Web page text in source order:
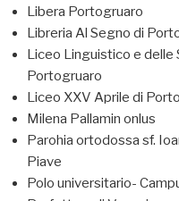
Libera Portogruaro
Libreria Al Segno di
Liceo Linguistico e delle
Portogruaro
Liceo XXV Aprile di
Milena Pallamin onlus
Parohia ortodossa sf.
Piave
Polo universitario-